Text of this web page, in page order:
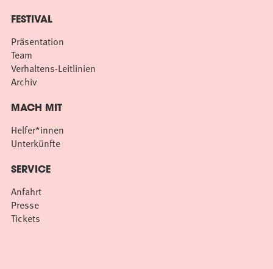
FESTIVAL
Präsentation
Team
Verhaltens-Leitlinien
Archiv
MACH MIT
Helfer*innen
Unterkünfte
SERVICE
Anfahrt
Presse
Tickets